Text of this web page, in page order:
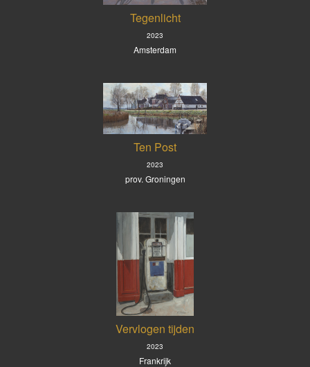
Tegenlicht
2023
Amsterdam
Ten Post
2023
prov. Groningen
Vervlogen tijden
2023
Frankrijk